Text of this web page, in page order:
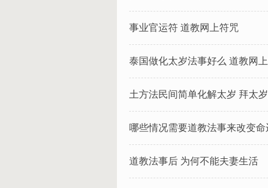
事业官运符 道教网上符咒
泰国做化太岁法事好么 道教网
土方法民间简单化解太岁 拜太
哪些情况需要道教法事来改变命
道教法事后 为何不能夫妻生活